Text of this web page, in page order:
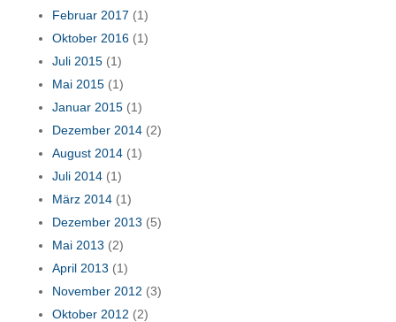
Februar 2017 (1)
Oktober 2016(1)
Juli 2015(1)
Mai 2015(1)
Januar 2015(1)
Dezember 2014(2)
August 2014(1)
Juli 2014(1)
März 2014(1)
Dezember 2013 (5)
Mai 2013 (2)
April 2013 (1)
November 2012 (3)
Oktober 2012 (2)